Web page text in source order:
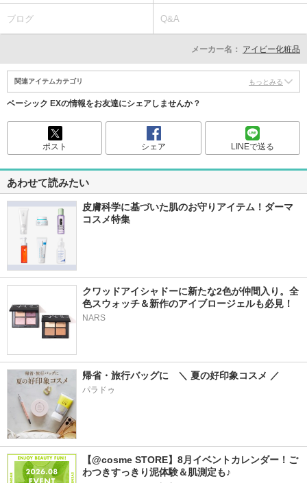
ブログ Q&A
メーカー名： アイビー化粧品
関連アイテムカテゴリ もっとみる
ベーシック EXの情報をお友達にシェアしませんか？
ポスト シェア LINEで送る
あわせて読みたい
皮膚科学に基づいた肌のお守りアイテム！ダーマ
コスメ特集
クワッドアイシャドーに新たな2色が仲間入り。全
色スウォッチ＆新作のアイブロージェルも必見！
NARS
帰省・旅行バッグに　＼ 夏の好印象コスメ ／
パラドゥ
【@cosme STORE】8月イベントカレンダー！ご
わつきすっきり泥体験＆肌測定も♪